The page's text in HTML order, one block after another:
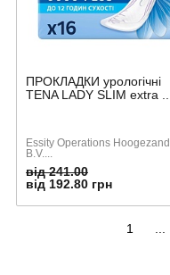
ПРОКЛАДКИ урологічні
TENA LADY SLIM extra ...
Essity Operations Hoogezand
B.V....
від 241.00
від 192.80 грн
1